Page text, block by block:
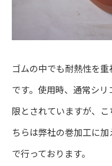
ゴムの中でも耐熱性を
です。使用時、通常シ
限とされていますが、
ちらは弊社の巻加工に
で行っております。